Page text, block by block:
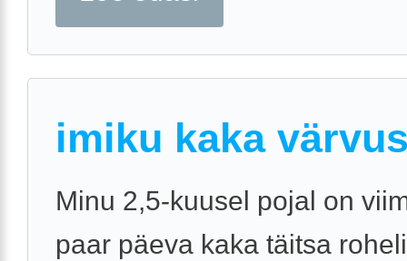
imiku kaka
Minu 2,5-kuusel pojal on
paar päeva kaka täitsa